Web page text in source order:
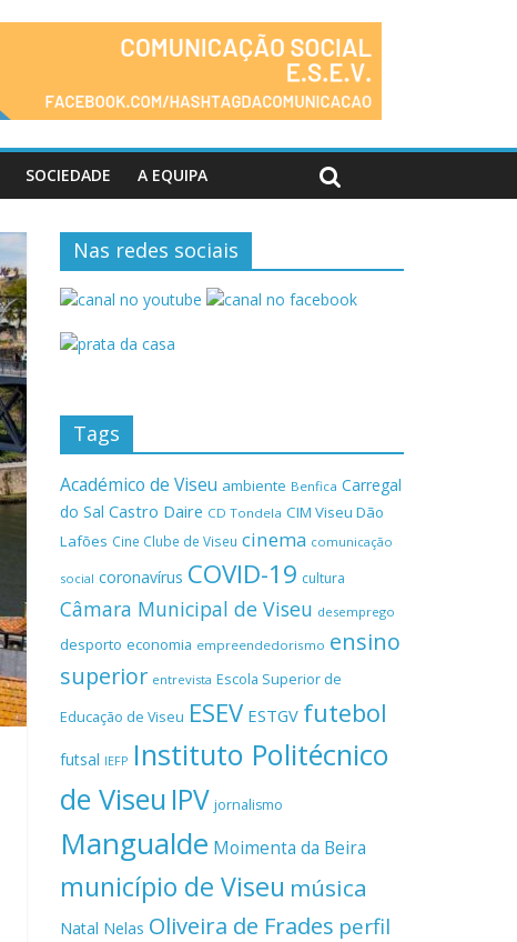
SOCIEDADE A EQUIPA
Nas redes sociais
Tags
Académico de Viseu ambiente Benfica Carregal
do Sal Castro Daire CD Tondela CIM Viseu Dão
Lafões Cine Clube de Viseu cinema comunicação
social coronavírus COVID-19 cultura
Câmara Municipal de Viseu desemprego
desporto economia empreendedorismo ensino
superior entrevista Escola Superior de
Educação de Viseu ESEV ESTGV futebol
futsal IEFP Instituto Politécnico
de Viseu IPV jornalismo
Mangualde Moimenta da Beira
município de Viseu música
Natal Nelas Oliveira de Frades perfil